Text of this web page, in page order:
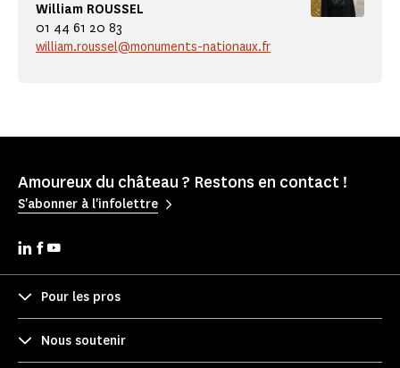
William ROUSSEL
01 44 61 20 83
william.roussel@monuments-nationaux.fr
Amoureux du château ? Restons en contact !
S'abonner à l'infolettre
Pour les pros
Nous soutenir